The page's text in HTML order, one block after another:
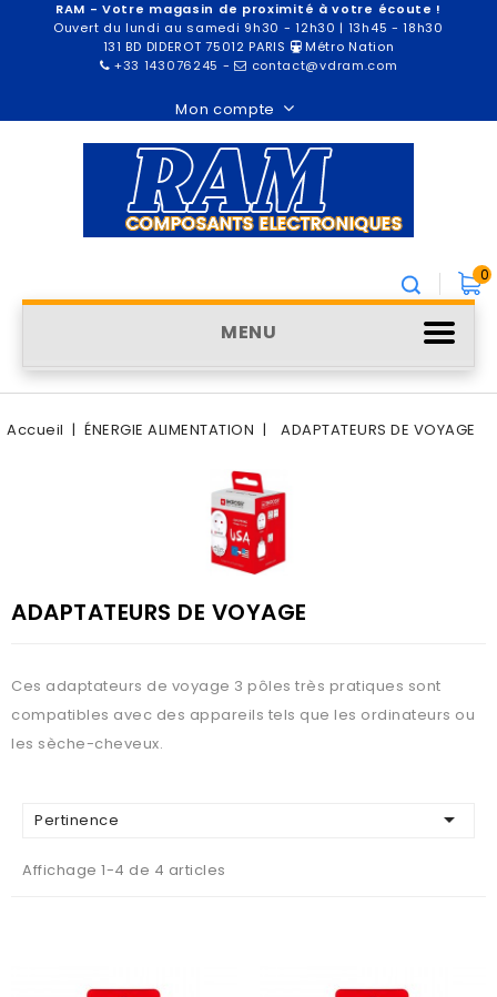
RAM - Votre magasin de proximité à votre écoute !
Ouvert du lundi au samedi 9h30 - 12h30 | 13h45 - 18h30
131 BD DIDEROT 75012 PARIS
Métro Nation
+33 143076245 - contact@vdram.com
Mon compte
0
MENU
Accueil ÉNERGIE ALIMENTATION ADAPTATEURS DE VOYAGE
ADAPTATEURS DE VOYAGE
Ces adaptateurs de voyage 3 pôles très pratiques sont
compatibles avec des appareils tels que les ordinateurs ou
les sèche-cheveux.
Pertinence 
Affichage 1-4 de 4 articles